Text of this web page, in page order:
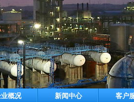
概况 新闻中心 客户